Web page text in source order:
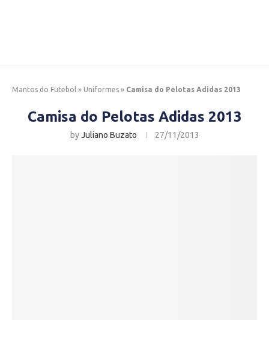
Mantos do Futebol » Uniformes » Camisa do Pelotas Adidas 2013
Camisa do Pelotas Adidas 2013
byJuliano Buzato 27/11/2013